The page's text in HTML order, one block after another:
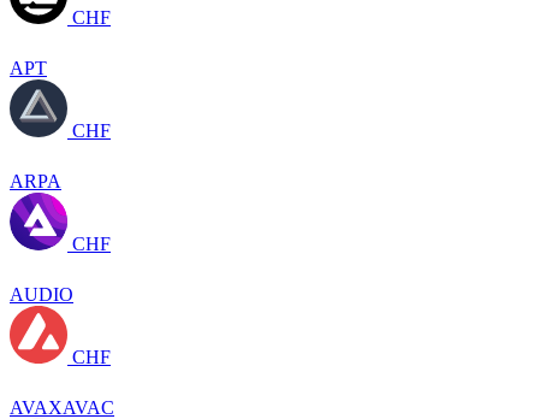
CHF
APT
CHF
ARPA
CHF
AUDIO
CHF
AVAXAVAC